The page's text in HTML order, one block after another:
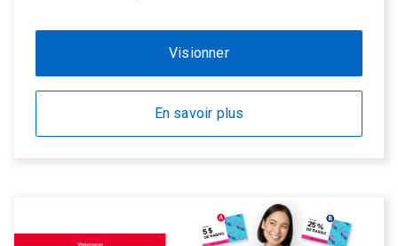
Visionner
En savoir plus